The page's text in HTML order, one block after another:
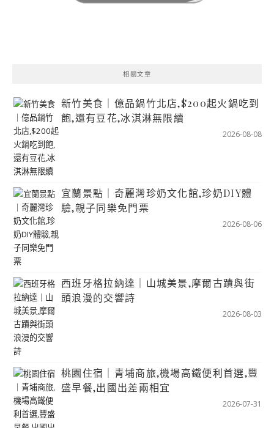
相關文章
新竹美食｜億品鍋竹北店,$200起火鍋吃到
飽,還有豆花,冰淇淋無限續
2026-08-08
宜蘭景點｜奇麗灣珍奶文化館,珍奶DIY體
驗,親子同樂免門票
2026-08-06
西班牙格拉納達｜山城美景,摩爾古蹟與街
頭浪漫的交響詩
2026-08-03
桃園住宿｜青埔商旅,機場高鐵便利首選,豐
盛早餐,出國出差兩相宜
2026-07-31